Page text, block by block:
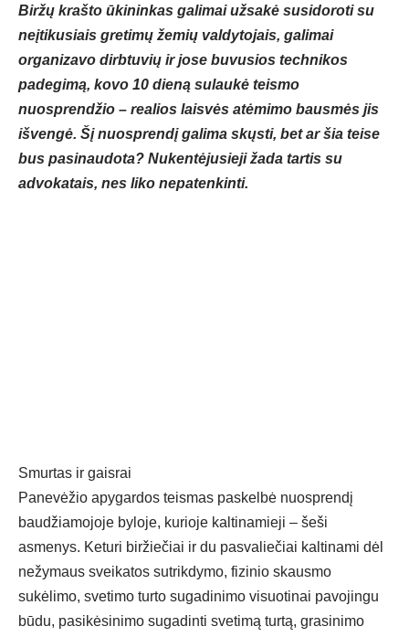
Biržų krašto ūkininkas galimai užsakė susidoroti su
neįtikusiais gretimų žemių valdytojais, galimai
organizavo dirbtuvių ir jose buvusios technikos
padegimą, kovo 10 dieną sulaukė teismo
nuosprendžio – realios laisvės atėmimo bausmės jis
išvengė. Šį nuosprendį galima skųsti, bet ar šia teise
bus pasinaudota? Nukentėjusieji žada tartis su
advokatais, nes liko nepatenkinti.
Smurtas ir gaisrai
Panevėžio apygardos teismas paskelbė nuosprendį
baudžiamojoje byloje, kurioje kaltinamieji – šeši
asmenys. Keturi biržiečiai ir du pasvaliečiai kaltinami dėl
nežymaus sveikatos sutrikdymo, fizinio skausmo
sukėlimo, svetimo turto sugadinimo visuotinai pavojingu
būdu, pasikėsinimo sugadinti svetimą turtą, grasinimo